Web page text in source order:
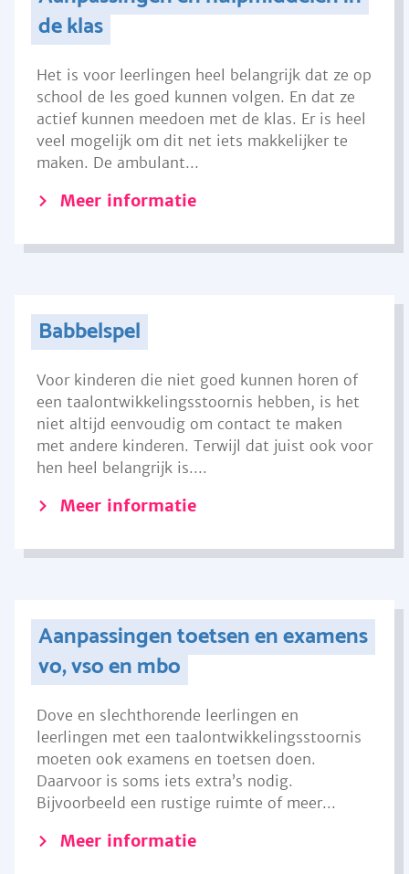
de klas
Het is voor leerlingen heel belangrijk dat ze op
school de les goed kunnen volgen. En dat ze
actief kunnen meedoen met de klas. Er is heel
veel mogelijk om dit net iets makkelijker te
maken. De ambulant...
Meer informatie
Babbelspel
Voor kinderen die niet goed kunnen horen of
een taalontwikkelingsstoornis hebben, is het
niet altijd eenvoudig om contact te maken
met andere kinderen. Terwijl dat juist ook voor
hen heel belangrijk is....
Meer informatie
Aanpassingen toetsen en examens
vo, vso en mbo
Dove en slechthorende leerlingen en
leerlingen met een taalontwikkelingsstoornis
moeten ook examens en toetsen doen.
Daarvoor is soms iets extra’s nodig.
Bijvoorbeeld een rustige ruimte of meer...
Meer informatie